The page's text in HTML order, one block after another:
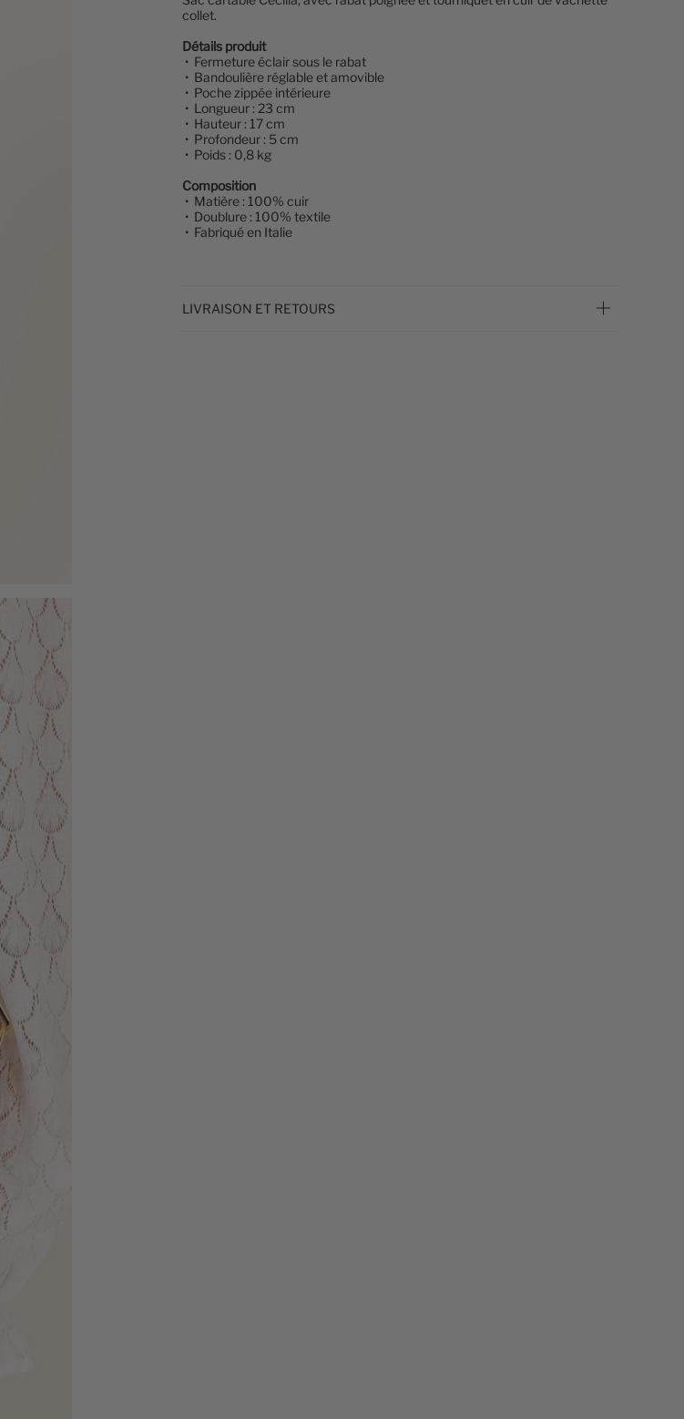
collet.
Détails produit
• Fermeture éclair sous le rabat
• Bandoulière réglable et amovible
• Poche zippée intérieure
• Longueur : 23 cm
• Hauteur : 17 cm
• Profondeur : 5 cm
• Poids : 0,8 kg
Composition
• Matière : 100% cuir
• Doublure : 100% textile
• Fabriqué en Italie
LIVRAISON ET RETOURS